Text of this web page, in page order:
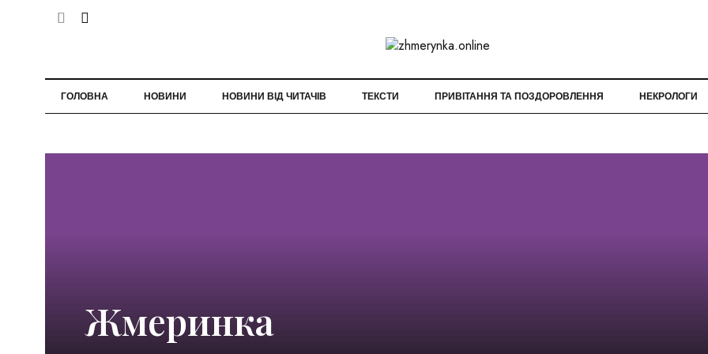
ГОЛОВНА НОВИНИ НОВИНИ ВІД ЧИТАЧІВ ТЕКСТИ ПРИВІТАННЯ ТА ПОЗДОРОВЛЕННЯ НЕКРОЛОГИ
Жмеринка